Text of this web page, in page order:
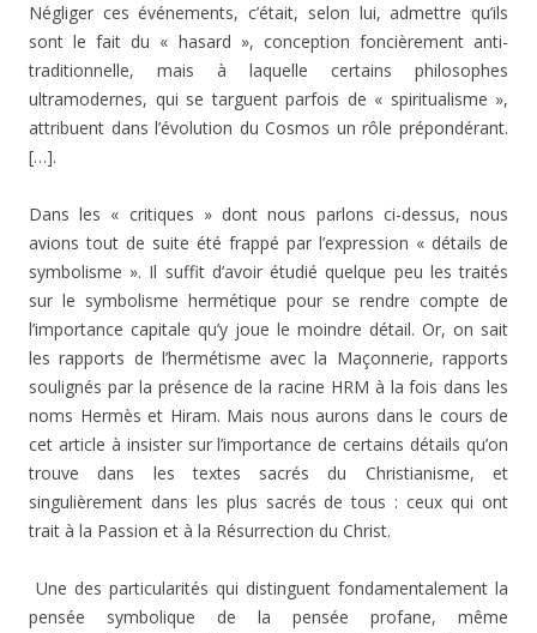
Négliger ces événements, c’était, selon lui, admettre qu’ils
sont le fait du « hasard », conception foncièrement anti-
traditionnelle, mais à laquelle certains philosophes
ultramodernes, qui se targuent parfois de « spiritualisme »,
attribuent dans l’évolution du Cosmos un rôle prépondérant.
[…].
Dans les « critiques » dont nous parlons ci-dessus, nous
avions tout de suite été frappé par l’expression « détails de
symbolisme ». Il suffit d’avoir étudié quelque peu les traités
sur le symbolisme hermétique pour se rendre compte de
l’importance capitale qu’y joue le moindre détail. Or, on sait
les rapports de l’hermétisme avec la Maçonnerie, rapports
soulignés par la présence de la racine HRM à la fois dans les
noms Hermès et Hiram. Mais nous aurons dans le cours de
cet article à insister sur l’importance de certains détails qu’on
trouve dans les textes sacrés du Christianisme, et
singulièrement dans les plus sacrés de tous : ceux qui ont
trait à la Passion et à la Résurrection du Christ.
Une des particularités qui distinguent fondamentalement la
pensée symbolique de la pensée profane, même